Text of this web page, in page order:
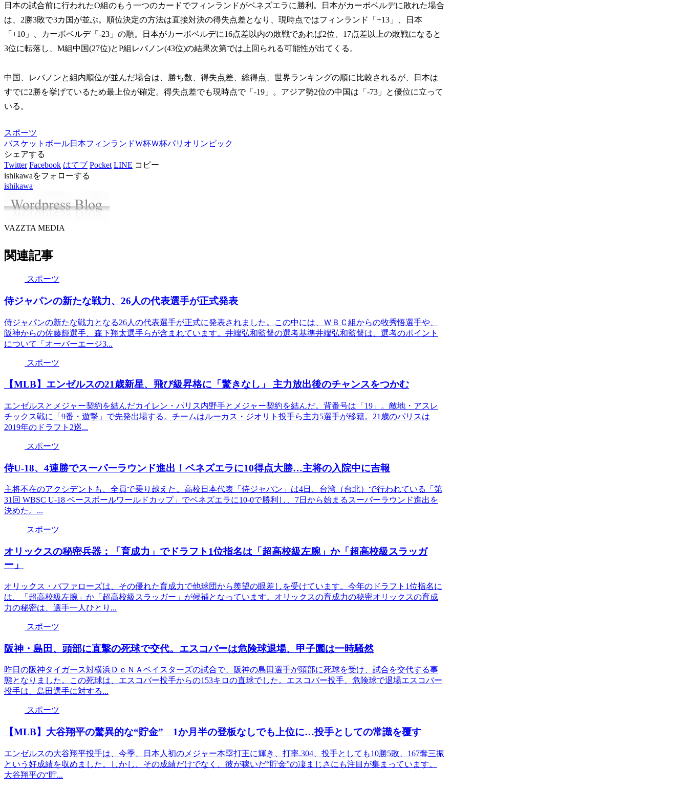
日本の試合前に行われたO組のもう一つのカードでフィンランドがベネズエラに勝利。日本がカーボベルデに敗れた場合
は、2勝3敗で3カ国が並ぶ。順位決定の方法は直接対決の得失点差となり、現時点ではフィンランド「+13」、日本
「+10」、カーボベルデ「-23」の順。日本がカーボベルデに16点差以内の敗戦であれば2位、17点差以上の敗戦になると
3位に転落し、M組中国(27位)とP組レバノン(43位)の結果次第では上回られる可能性が出てくる。
中国、レバノンと組内順位が並んだ場合は、勝ち数、得失点差、総得点、世界ランキングの順に比較されるが、日本は
すでに2勝を挙げているため最上位が確定。得失点差でも現時点で「-19」。アジア勢2位の中国は「-73」と優位に立って
いる。
スポーツ
バスケットボール日本フィンランドW杯Ｗ杯パリオリンピック
シェアする
Twitter Facebook はてブ Pocket LINE コピー
ishikawaをフォローする
ishikawa
VAZZTA MEDIA
関連記事
スポーツ
侍ジャパンの新たな戦力、26人の代表選手が正式発表
侍ジャパンの新たな戦力となる26人の代表選手が正式に発表されました。この中には、ＷＢＣ組からの牧秀悟選手や、
阪神からの佐藤輝選手、森下翔太選手らが含まれています。井端弘和監督の選考基準井端弘和監督は、選考のポイント
について「オーバーエージ3...
スポーツ
【MLB】エンゼルスの21歳新星、飛び級昇格に「驚きなし」 主力放出後のチャンスをつかむ
エンゼルスとメジャー契約を結んだカイレン・パリス内野手とメジャー契約を結んだ。背番号は「19」。敵地・アスレ
チックス戦に「9番・遊撃」で先発出場する。チームはルーカス・ジオリト投手ら主力5選手が移籍。21歳のパリスは
2019年のドラフト2巡...
スポーツ
侍U-18、4連勝でスーパーラウンド進出！ベネズエラに10得点大勝…主将の入院中に吉報
主将不在のアクシデントも、全員で乗り越えた。高校日本代表「侍ジャパン」は4日、台湾（台北）で行われている「第
31回 WBSC U-18 ベースボールワールドカップ」でベネズエラに10-0で勝利し、7日から始まるスーパーラウンド進出を
決めた。...
スポーツ
オリックスの秘密兵器：「育成力」でドラフト1位指名は「超高校級左腕」か「超高校級スラッガ
ー」
オリックス・バファローズは、その優れた育成力で他球団から羨望の眼差しを受けています。今年のドラフト1位指名に
は、「超高校級左腕」か「超高校級スラッガー」が候補となっています。オリックスの育成力の秘密オリックスの育成
力の秘密は、選手一人ひとり...
スポーツ
阪神・島田、頭部に直撃の死球で交代。エスコバーは危険球退場、甲子園は一時騒然
昨日の阪神タイガース対横浜ＤｅＮＡベイスターズの試合で、阪神の島田選手が頭部に死球を受け、試合を交代する事
態となりました。この死球は、エスコバー投手からの153キロの直球でした。エスコバー投手、危険球で退場エスコバー
投手は、島田選手に対する...
スポーツ
【MLB】大谷翔平の驚異的な“貯金” 1か月半の登板なしでも上位に…投手としての常識を覆す
エンゼルスの大谷翔平投手は、今季、日本人初のメジャー本塁打王に輝き、打率.304、投手としても10勝5敗、167奪三振
という好成績を収めました。しかし、その成績だけでなく、彼が稼いだ“貯金”の凄まじさにも注目が集まっています。
大谷翔平の“貯...